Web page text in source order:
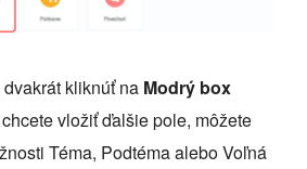
kliknúť na Modrý box
vložiť ďalšie pole, môžete
Téma, Podtéma alebo Voľná